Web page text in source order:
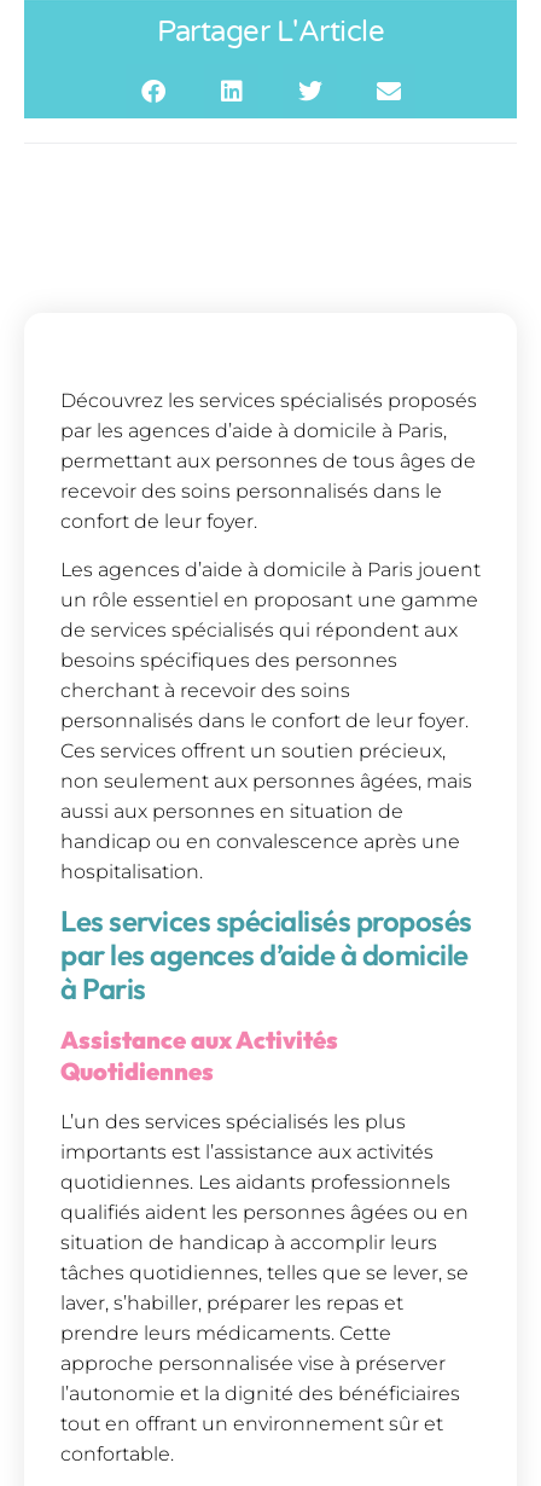
Partager L'Article
Découvrez les services spécialisés proposés
par les agences d’aide à domicile à Paris,
permettant aux personnes de tous âges de
recevoir des soins personnalisés dans le
confort de leur foyer.
Les agences d’aide à domicile à Paris jouent
un rôle essentiel en proposant une gamme
de services spécialisés qui répondent aux
besoins spécifiques des personnes
cherchant à recevoir des soins
personnalisés dans le confort de leur foyer.
Ces services offrent un soutien précieux,
non seulement aux personnes âgées, mais
aussi aux personnes en situation de
handicap ou en convalescence après une
hospitalisation.
Les services spécialisés proposés
par les agences d’aide à domicile
à Paris
Assistance aux Activités
Quotidiennes
L’un des services spécialisés les plus
importants est l’assistance aux activités
quotidiennes. Les aidants professionnels
qualifiés aident les personnes âgées ou en
situation de handicap à accomplir leurs
tâches quotidiennes, telles que se lever, se
laver, s’habiller, préparer les repas et
prendre leurs médicaments. Cette
approche personnalisée vise à préserver
l’autonomie et la dignité des bénéficiaires
tout en offrant un environnement sûr et
confortable.